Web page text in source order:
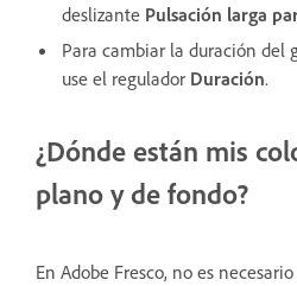
deslizante Pulsación larga
Para cambiar la duración del
use el regulador Duración.
¿Dónde están mis
plano y de fondo?
En Adobe Fresco, no es